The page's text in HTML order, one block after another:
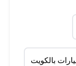
بالكويت